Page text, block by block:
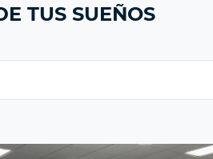
TUS SUEÑOS